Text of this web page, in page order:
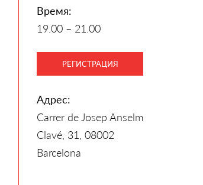
Время:
19.00 – 21.00
РЕГИСТРАЦИЯ
Адрес:
Carrer de Josep Anselm
Clavé, 31, 08002
Barcelona